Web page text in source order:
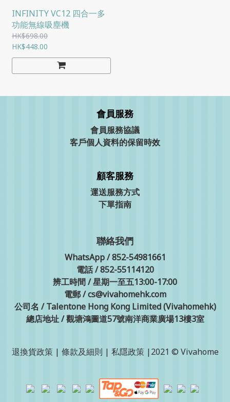
INFINITY VC12 四合一多
功能無線吸塵機
HK$698.00
HK$448.00
會員服務
會員服務協議
客戶個人資料的保留時效
顧客服務
運送服務方式
下單指南
聯絡我們
WhatsApp / 852-54981661
電話 / 852-55114120
辨工時間 / 星期一至五13:00-17:00
電郵 / cs@vivahomehk.com
公司名 / Talentone Hong Kong Limited (Vivahomehk)
總店地址 / 觀塘鴻圖道57號南洋商業廣場13樓3室
退換貨政策| 條款及細則 | 私隱政策|2021 © Vivahome